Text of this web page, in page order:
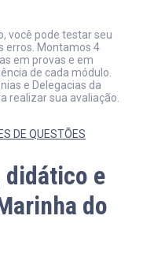
você pode testar seu
erros. Montamos 4
em provas e em
de cada módulo.
e Delegacias da
realizar sua avaliação.
DE QUESTÕES
didático e
do